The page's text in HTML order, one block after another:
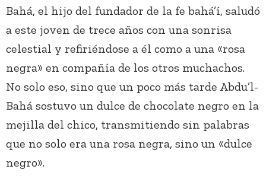
Bahá, el hijo del fundador de la fe bahá’í, saludó
a este joven de trece años con una sonrisa
celestial y refiriéndose a él como a una «rosa
negra» en compañía de los otros muchachos.
No solo eso, sino que un poco más tarde Abdu’l-
Bahá sostuvo un dulce de chocolate negro en la
mejilla del chico, transmitiendo sin palabras
que no solo era una rosa negra, sino un «dulce
negro».